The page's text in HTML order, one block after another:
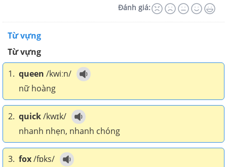
Đánh giá:
Từ vựng
Từ vựng
1. queen /kwiːn/
nữ hoàng
2. quick/kwɪk/
nhanh nhẹn, nhanh chóng
3. fox/fɒks/